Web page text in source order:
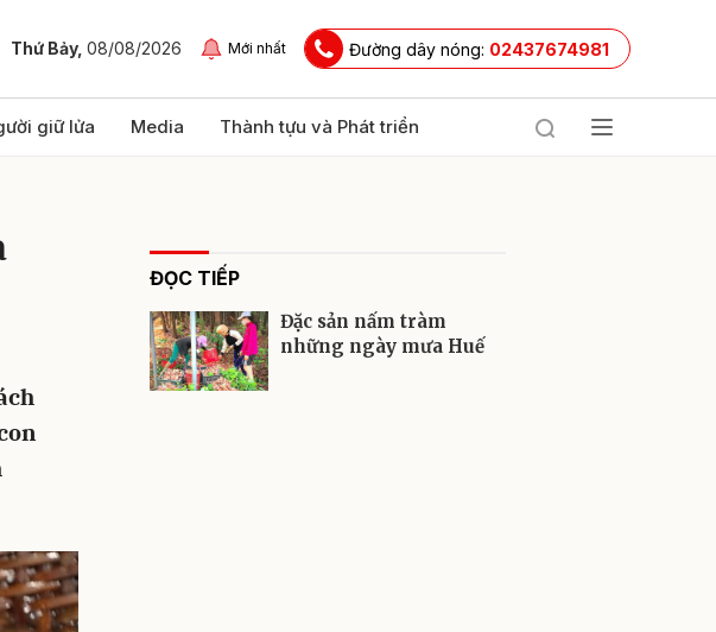
Thứ Bảy, 08/08/2026 Mới nhất Đường dây nóng: 02437674981
giữ lửa Media Thành tựu và Phát triển
ĐỌC TIẾP
Đặc sản nấm tràm
những ngày mưa Huế
Gửi